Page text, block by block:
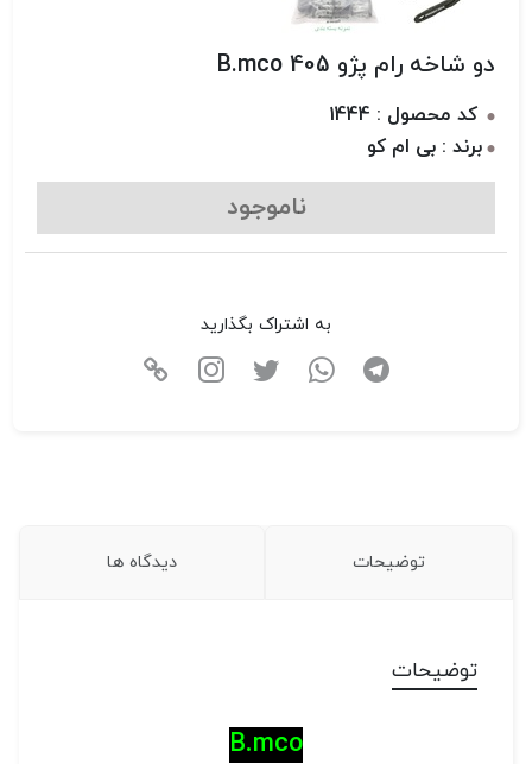
دو شاخه رام پژو 405 B.mco
کد محصول : 1444
برند : بی ام کو
ناموجود
به اشتراک بگذارید
توضیحات دیدگاه ها
توضیحات
B.mco